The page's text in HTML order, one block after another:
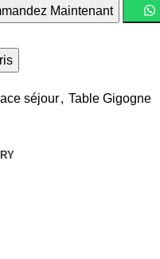
actuel
Maintenant
séjour, Table Gigogne